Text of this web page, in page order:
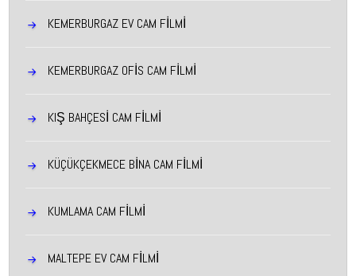
KEMERBURGAZ EV CAM FILMI
KEMERBURGAZ OFIS CAM FILMI
KIŞ BAHÇESI CAM FILMI
KÜÇÜKÇEKMECE BINA CAM FILMI
KUMLAMA CAM FİLMİ
MALTEPE EV CAM FILMI